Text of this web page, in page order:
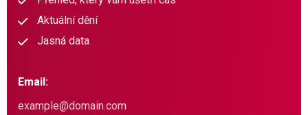
Aktuální dění
Jasná data
Email: